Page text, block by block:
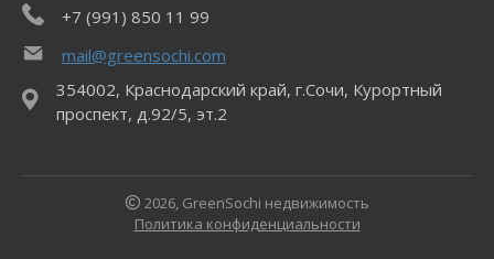
+7 (991) 850 11 99
mail@greensochi.com
354002, Краснодарский край, г.Сочи, Курортный
проспект, д.92/5, эт.2
2026, GreenSochi недвижимость
Политика конфиденциальности